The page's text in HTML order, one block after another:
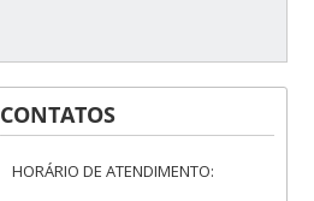
CONTATOS
HORÁRIO DE ATENDIMENTO: